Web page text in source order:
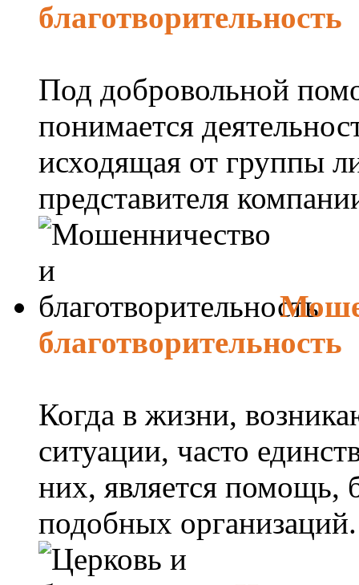
благотворительность
Под добровольной
понимается
исходящая от группы
представителя
благотворительность
Когда в жизни,
ситуации, часто
них, является помощь,
подобных